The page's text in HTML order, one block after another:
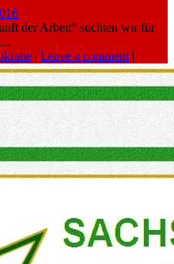
der Arbeit“ suchten wir für
| Leave a comment |